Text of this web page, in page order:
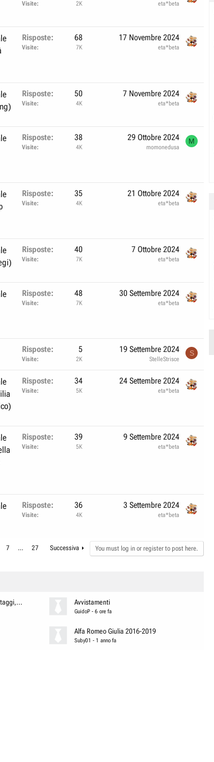
Visite 2K eta*beta
Risposte 68
Visite 7K
17 Novembre 2024
eta*beta
Risposte 50
Visite 4K
7 Novembre 2024
eta*beta
Risposte 38
Visite 4K
29 Ottobre 2024
momonedusa
M
Risposte 35
Visite 4K
21 Ottobre 2024
eta*beta
Risposte 40
Visite 7K
7 Ottobre 2024
eta*beta
Risposte 48
Visite 7K
30 Settembre 2024
eta*beta
Risposte 5
Visite 2K
19 Settembre 2024
StelleStrisce
S
Risposte 34
Visite 5K
24 Settembre 2024
eta*beta
Risposte 39
Visite 5K
9 Settembre 2024
eta*beta
Risposte 36
Visite 4K
3 Settembre 2024
eta*beta
7 … 27 Successiva You must log in or register to post here.
Avvistamenti
GuidoP - 6 ore fa
Alfa Romeo Giulia 2016-2019
Suby01 - 1 anno fa